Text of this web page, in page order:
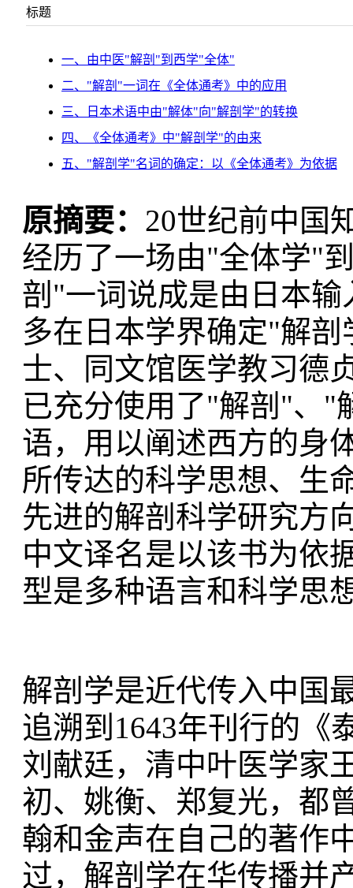
标题
一、由中医"解剖"到西学"全体"
二、"解剖"一词在《全体通考》中的应用
三、日本术语中由"解体"向"解剖学"的转换
四、《全体通考》中"解剖学"的由来
五、"解剖学"名词的确定：以《全体通考》为依据
原摘要： 20世纪前中国
经历了一场由"全体学"
剖"一词说成是由日本
多在日本学界确定"解
士、同文馆医学教习德
已充分使用了"解剖"、"
语，用以阐述西方的身
所传达的科学思想、生
先进的解剖科学研究
中文译名是以该书为依
型是多种语言和科学思
解剖学是近代传入中国
追溯到1643年刊行的《
刘献廷，清中叶医学家
初、姚衡、郑复光，都
翰和金声在自己的著作
过，解剖学在华传播并